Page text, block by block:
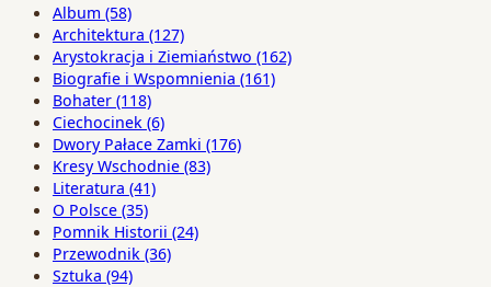
Album (58)
Architektura (127)
Arystokracja i Ziemiaństwo (162)
Biografie i Wspomnienia (161)
Bohater (118)
Ciechocinek (6)
Dwory Pałace Zamki (176)
Kresy Wschodnie (83)
Literatura (41)
O Polsce (35)
Pomnik Historii (24)
Przewodnik (36)
Sztuka (94)